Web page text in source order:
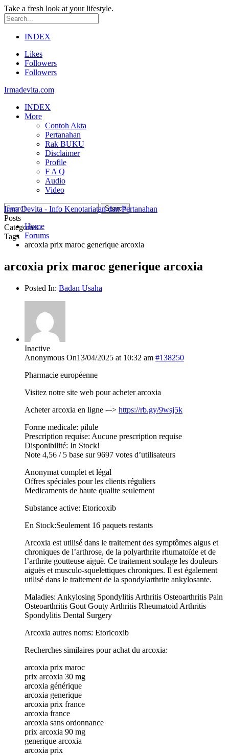
Take a fresh look at your lifestyle.
INDEX
Likes
Followers
Followers
Irmadevita.com
INDEX
More
Contoh Akta
Pertanahan
Rak BUKU
Disclaimer
Profile
F A Q
Audio
Video
Posts
Categories
Tags
Irma Devita - Info Kenotariatan dan Pertanahan
Home
Forums
arcoxia prix maroc generique arcoxia
arcoxia prix maroc generique arcoxia
Posted In: Badan Usaha
Inactive
Anonymous On13/04/2025 at 10:32 am #138250
Pharmacie européenne
Visitez notre site web pour acheter arcoxia
Acheter arcoxia en ligne -–> https://rb.gy/9wsj5k
Forme medicale: pilule
Prescription requise: Aucune prescription requise
Disponibilité: In Stock!
Note 4,56 / 5 base sur 9697 votes d’utilisateurs
Anonymat complet et légal
Offres spéciales pour les clients réguliers
Medicaments de haute qualite seulement
Substance active: Etoricoxib
En Stock:Seulement 16 paquets restants
Arcoxia est utilisé dans le traitement des symptômes aigus et
chroniques de l’arthrose, de la polyarthrite rhumatoïde et de
l’arthrite goutteuse aiguë. Ce traitement soulage les douleurs
aiguës et musculo-squelettiques chroniques. Il est également
utilisé dans le traitement de la spondylarthrite ankylosante.
Maladies: Ankylosing Spondylitis Arthritis Osteoarthritis Pain
Osteoarthritis Gout Gouty Arthritis Rheumatoid Arthritis
Spondylitis Dental Surgery
Arcoxia autres noms: Etoricoxib
Recherches similaires pour achat du arcoxia:
arcoxia prix maroc
prix arcoxia 30 mg
arcoxia générique
arcoxia generique
arcoxia prix france
arcoxia france
arcoxia sans ordonnance
prix arcoxia 90 mg
generique arcoxia
arcoxia prix